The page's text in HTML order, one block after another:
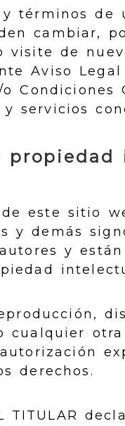
y términos
cambiar,
visite de
Aviso
Condiciones
y servicios
este sitio
y demás
y
cualquier
derechos.
TITULAR